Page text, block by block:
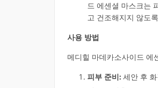
드 에센셜 마스크는
고 건조해지지 않도
사용 방법
메디힐 마데카소사이드 에
피부 준비:세안 후 화